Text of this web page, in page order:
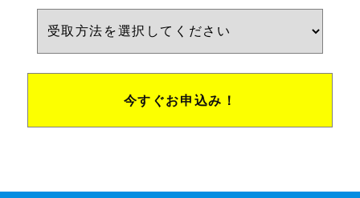
今すぐお申込み！